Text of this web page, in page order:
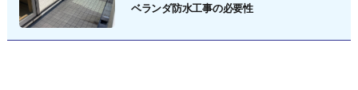
ベランダ防水工事の必要性